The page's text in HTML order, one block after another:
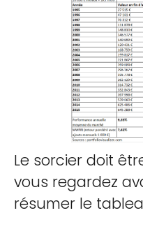
Le sorcier doit
vous regardez
résumer le